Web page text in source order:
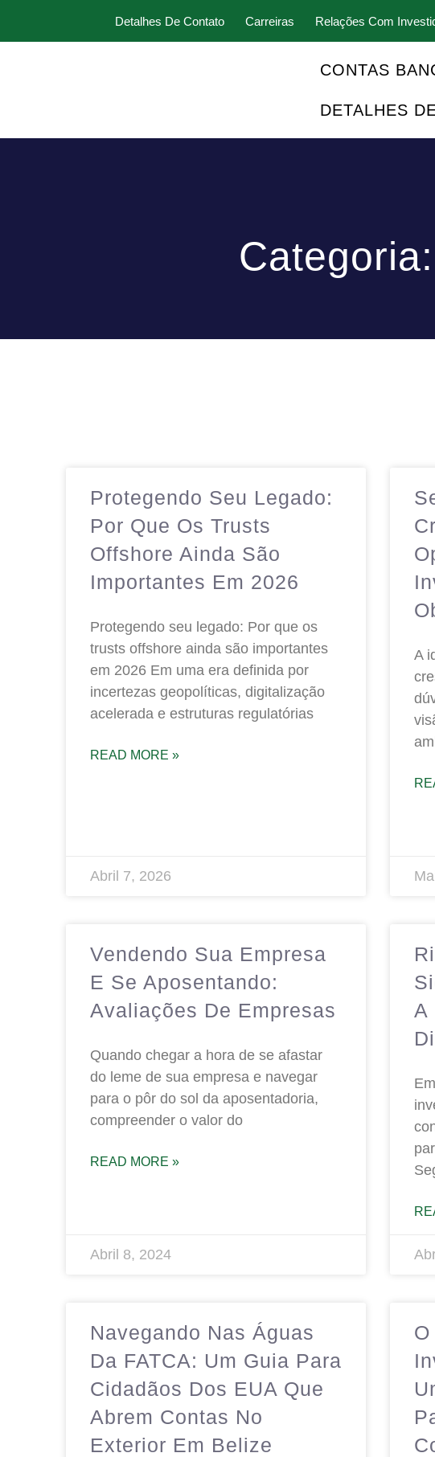
Detalhes De Contato Carreiras Relações Com
CONTAS
DETALHES
Protegendo Seu Legado:
Por Que Os Trusts
Offshore Ainda São
Importantes Em 2026
Protegendo seu legado: Por que os
trusts offshore ainda são importantes
em 2026 Em uma era definida por
incertezas geopolíticas, digitalização
acelerada e estruturas regulatórias
READ MORE »
Abril 7, 2026
A
Vendendo Sua Empresa
E Se Aposentando:
Avaliações De Empresas
Quando chegar a hora de se afastar
do leme de sua empresa e navegar
para o pôr do sol da aposentadoria,
compreender o valor do
READ MORE »
Abril 8, 2024
A
Navegando Nas Águas
Da FATCA: Um Guia Para
Cidadãos Dos EUA Que
Abrem Contas No
Exterior Em Belize